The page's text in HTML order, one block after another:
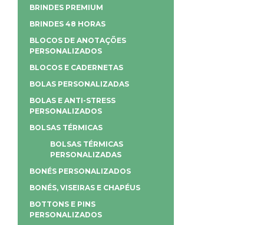
BRINDES PREMIUM
BRINDES 48 HORAS
BLOCOS DE ANOTAÇÕES
PERSONALIZADOS
BLOCOS E CADERNETAS
BOLAS PERSONALIZADAS
BOLAS E ANTI-STRESS
PERSONALIZADOS
BOLSAS TÉRMICAS
BOLSAS TÉRMICAS
PERSONALIZADAS
BONÉS PERSONALIZADOS
BONÉS, VISEIRAS E CHAPÉUS
BOTTONS E PINS
PERSONALIZADOS